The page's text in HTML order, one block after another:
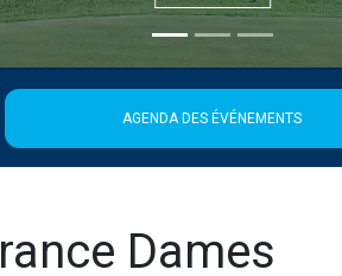
AGENDA DES ÉVÉNEMENTS
Dames